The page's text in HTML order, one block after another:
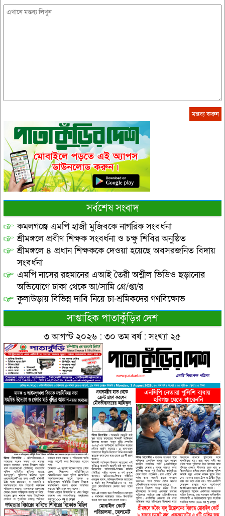
সর্বশেষ সংবাদ
কমলগঞ্জে এমপি হাজী মুজিবকে নাগরিক সংবর্ধনা
শ্রীমঙ্গলে প্রবীণ শিক্ষক সংবর্ধনা ও চক্ষু শিবির অনুষ্ঠিত
শ্রীমঙ্গলে ৪ প্রধান শিক্ষককে দেওয়া হয়েছে অবসরজনিত বিদায়
সংবর্ধনা
এমপি নাসের রহমানের এআই তৈরী অশ্লীল ভিডিও ছড়ানোর
অভিযোগে ঢাকা থেকে আ/সামি গ্রে/প্তা/র
কুলাউড়ায় বিভিন্ন দাবি নিয়ে চা-শ্রমিকদের গণবিক্ষোভ
সাপ্তাহিক পাতাকুঁড়ির দেশ
৩ আগস্ট ২০২৬ : ৩০ তম বর্ষ : সংখ্যা ২৫